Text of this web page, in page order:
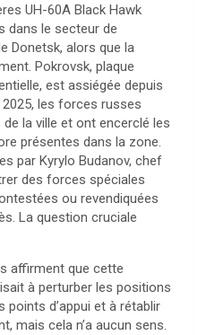
UH-60A Black Hawk
dans le secteur de
Donetsk, alors que la
Pokrovsk, plaque
est assiégée depuis
2025, les forces russes
la ville et ont encerclé les
présentes dans la zone.
par Kyrylo Budanov, chef
des forces spéciales
ou revendiquées
La question cruciale
affirment que cette
à perturber les positions
points d’appui et à rétablir
mais cela n’a aucun sens.